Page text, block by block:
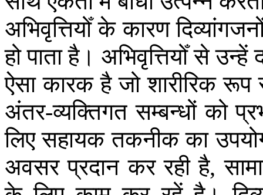
अभिवृत्तियोँ के कारण
हो पाता है। अभिवृत्तियोँ से उन्हें
ऐसा कारक है जो शारीरिक रूप
अंतर-व्यक्तिगत सम्बन्धों को
लिए सहायक तकनीक का
अवसर प्रदान कर रही है,